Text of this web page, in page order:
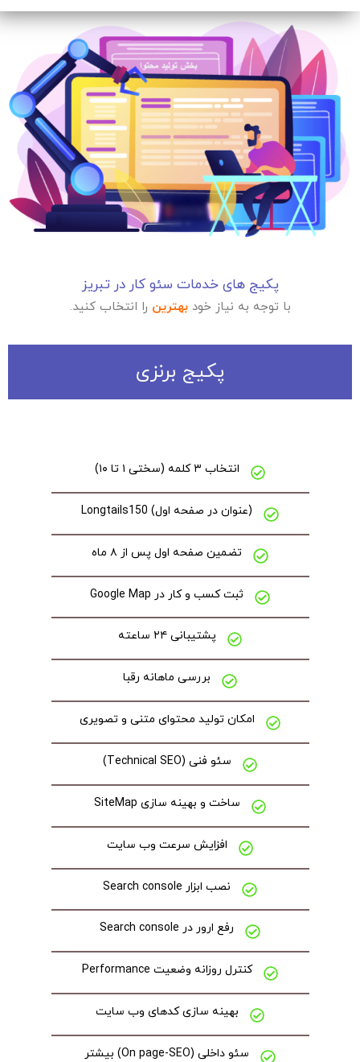
پکیج های خدمات سئو کار در تبریز
با توجه به نیاز خودبهترین را انتخاب کنید.
پکیج برنزی
انتخاب ۳ کلمه (سختی ۱ تا ۱۰)
(عنوان در صفحه اول) Longtails150
تضمین صفحه اول پس از ۸ ماه
ثبت کسب و کار در Google Map
پشتیبانی ۲۴ ساعته
بررسی ماهانه رقبا
امکان تولید محتوای متنی و تصویری
سئو فنی (Technical SEO)
ساخت و بهینه سازی SiteMap
افزایش سرعت وب سایت
نصب ابزار Search console
رفع ارور در Search console
کنترل روزانه وضعیت Performance
بهینه سازی کدهای وب سایت
سئو داخلی (On page-SEO) بیشتر